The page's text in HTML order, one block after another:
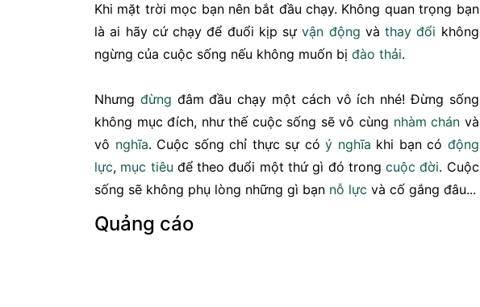
Khi mặt trời mọc bạn nên bắt đầu chạy. Không quan trọng bạn
là ai hãy cứ chạy để đuổi kịp sựvận động vàthay đổi không
ngừng của cuộc sống nếu không muốn bị đào thải.
Nhưng đừng đâm đầu chạy một cách vô ích nhé! Đừng sống
không mục đích, như thế cuộc sống sẽ vô cùng nhàm chán và
vô nghĩa. Cuộc sống chỉ thực sự cóý nghĩa khi bạn có động
lực, mục tiêu để theo đuổi một thứ gì đó trongcuộc đời. Cuộc
sống sẽ không phụ lòng những gì bạn nỗ lực và cố gắng đâu...
Quảng cáo